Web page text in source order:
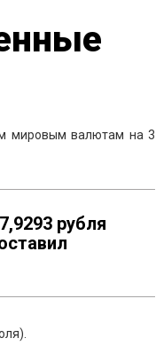
мировым валютам на 3
рубля